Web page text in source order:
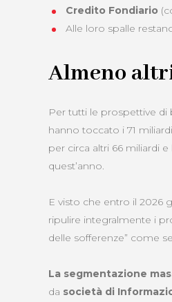
Credito Fondiario
Alle loro spalle
Almeno
Per tutti le prospettive di
hanno toccato i 71
per circa altri 66 miliardi
quest’anno.
E visto che entro il 2026
ripulire integralmente i
delle sofferenze” come
La segmentazione
da società di